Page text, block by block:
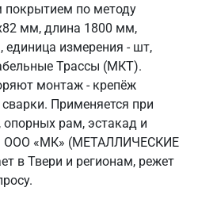
покрытием по методу
мм, длина 1800 мм,
измерения - шт,
Трассы (МКТ).
монтаж - крепёж
Применяется при
опорных рам, эстакад и
ООО «МК» (МЕТАЛЛИЧЕСКИЕ
в Твери и регионам, режет